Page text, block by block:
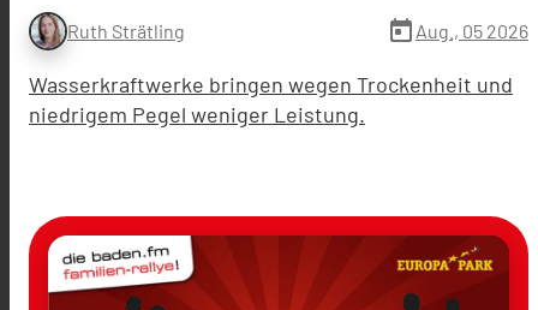
Ruth Strätling today Aug., 05 2026
Wasserkraftwerke bringen wegen Trockenheit und
niedrigem Pegel weniger Leistung.